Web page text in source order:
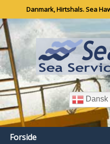
Danmark, Hirtshals. Sea
Dansk
Forside